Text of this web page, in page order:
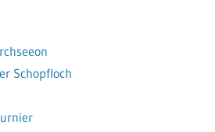
Schopfloch